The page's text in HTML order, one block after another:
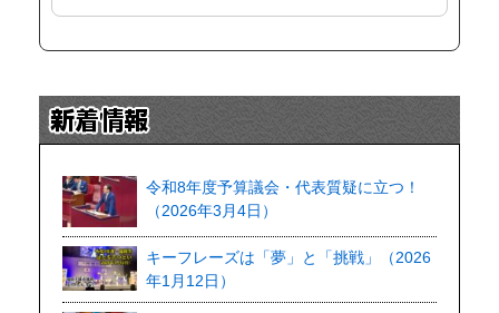
令和8年度予算議会・代表質疑に立つ！
（2026年3月4日）
キーフレーズは「夢」と「挑戦」（2026
年1月12日）